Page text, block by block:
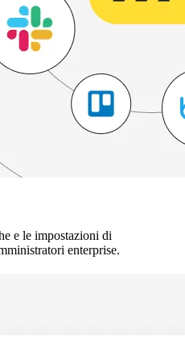
e le impostazioni di
enterprise.